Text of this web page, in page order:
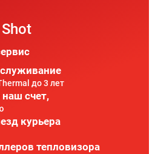
до 3 лет
наш счет,
курьера
тепловизора